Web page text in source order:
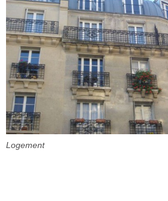
Logement